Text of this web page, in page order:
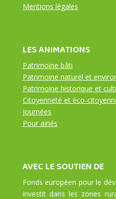
Mentions légales
LES ANIMATIONS
Patrimoine bâti
Patrimoine naturel et
Patrimoine historique et
Citoyenneté et éco-
Journées
Pour ainés
AVEC LE SOUTIEN DE
Fonds européen pour le
investit dans les zones